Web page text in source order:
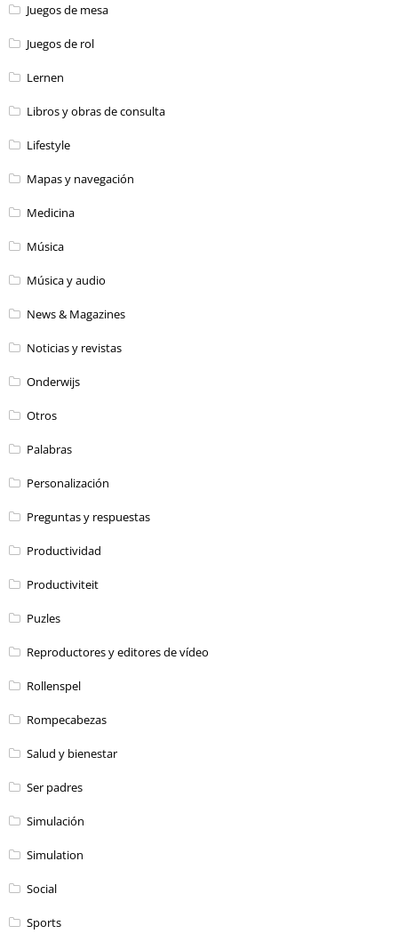
Juegos de mesa
Juegos de rol
Lernen
Libros y obras de consulta
Lifestyle
Mapas y navegación
Medicina
Música
Música y audio
News & Magazines
Noticias y revistas
Onderwijs
Otros
Palabras
Personalización
Preguntas y respuestas
Productividad
Productiviteit
Puzles
Reproductores y editores de vídeo
Rollenspel
Rompecabezas
Salud y bienestar
Ser padres
Simulación
Simulation
Social
Sports